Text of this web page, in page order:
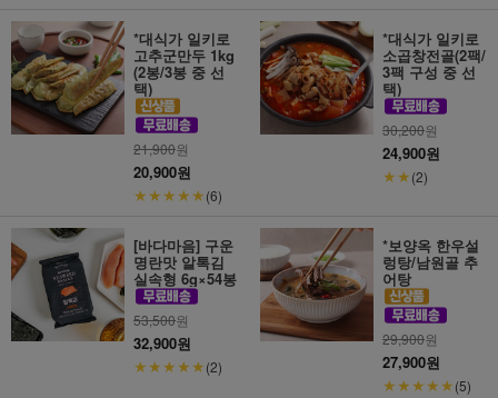
*대식가 일키로
고추군만두 1kg
(2봉/3봉 중 선
택)
21,900원
20,900원
★★★★★(6)
*대식가 일키로
소곱창전골(2팩/
3팩 구성 중 선
택)
30,200원
24,900원
★★(2)
[바다마음] 구운
명란맛 알톡김
실속형 6g×54봉
53,500원
32,900원
★★★★★(2)
*보양옥 한우설
렁탕/남원골 추
어탕
29,900원
27,900원
★★★★★(5)